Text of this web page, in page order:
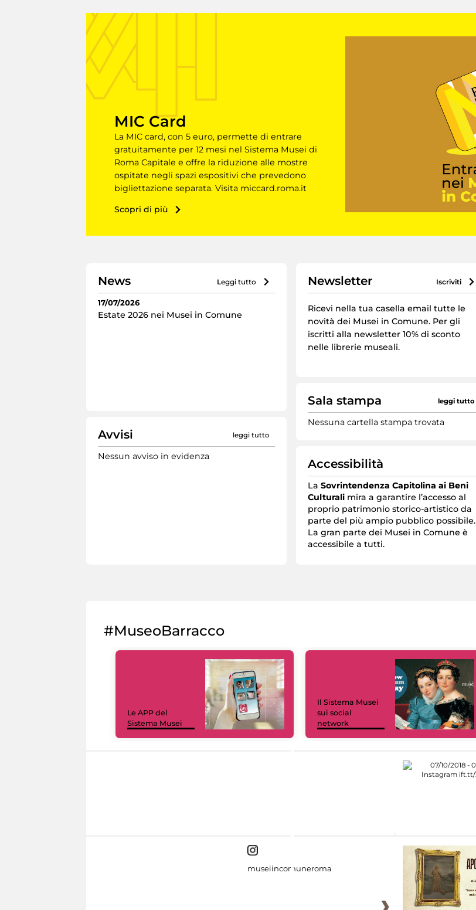
MIC Card
La MIC card, con 5 euro, permette di entrare
gratuitamente per 12 mesi nel Sistema Musei di
Roma Capitale e offre la riduzione alle mostre
ospitate negli spazi espositivi che prevedono
bigliettazione separata. Visita miccard.roma.it
Scopri di più
News leggi tutto
17/07/2026
Estate 2026 nei Musei in Comune
Avvisi leggi tutto
Nessun avviso in evidenza
Newsletter iscriviti
Ricevi nella tua casella email tutte le
novità dei Musei in Comune. Per gli
iscritti alla newsletter 10% di sconto
nelle librerie museali.
Sala stampa leggi tutto
Nessuna cartella stampa trovata
Accessibilità
La Sovrintendenza Capitolina ai Beni
Culturali mira a garantire l’accesso al
proprio patrimonio storico-artistico da
parte del più ampio pubblico possibile.
La gran parte dei Musei in Comune è
accessibile a tutti.
#MuseoBarracco
Le APP del
Sistema Musei
Il Sistema Musei
sui social
network
museiincomuneroma